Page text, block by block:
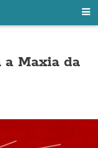
a Maxia da